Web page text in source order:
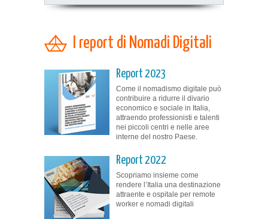
I report di Nomadi Digitali
Report 2023
Come il nomadismo digitale può
contribuire a ridurre il divario
economico e sociale in Italia,
attraendo professionisti e talenti
nei piccoli centri e nelle aree
interne del nostro Paese.
Report 2022
Scopriamo insieme come
rendere l’Italia una destinazione
attraente e ospitale per remote
worker e nomadi digitali